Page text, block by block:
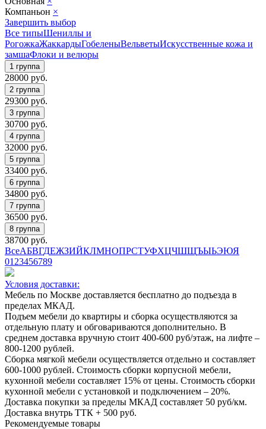
Компаньон ×
Завершить выбор
Все типыШениллы и
РогожкаЖаккардыГобеленыВельветыИскусственные кожа и
замшаФлоки и велюры
28000 руб.
29300 руб.
30700 руб.
32000 руб.
33400 руб.
34800 руб.
36500 руб.
38700 руб.
ВсеАБВГДЕЖЗИЙКЛМНОПРСТУФХЦЧШЩЪЫЬЭЮЯ
01 23456789
Условия доставки:
Мебель по Москве доставляется бесплатно до подъезда в
пределах МКАД.
Подъем мебели до квартиры и сборка осуществляются за
отдельную плату и обговариваются дополнительно. В
среднем доставка вручную стоит 400-600 руб/этаж, на лифте –
800-1200 рублей.
Сборка мягкой мебели осуществляется отдельно и составляет
600-1000 рублей. Стоимость сборки корпусной мебели,
кухонной мебели составляет 15% от цены. Стоимость сборки
кухонной мебели с установкой и подключением – 20%.
Доставка покупки за пределы МКАД составляет 50 руб/км.
Доставка внутрь ТТК + 500 руб.
Рекомендуемые товары